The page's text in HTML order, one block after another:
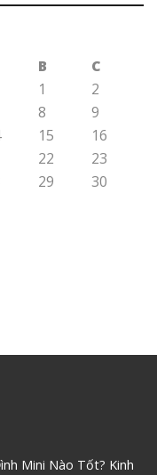
B
C
1
2
8
9
15
16
22
23
29
30
Mini Nào Tốt? Kinh